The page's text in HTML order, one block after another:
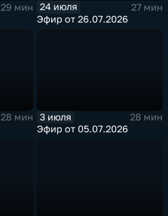
29 мин
24 июля
27 мин
Эфир от 26.07.2026
28 мин
3 июля
28 мин
Эфир от 05.07.2026